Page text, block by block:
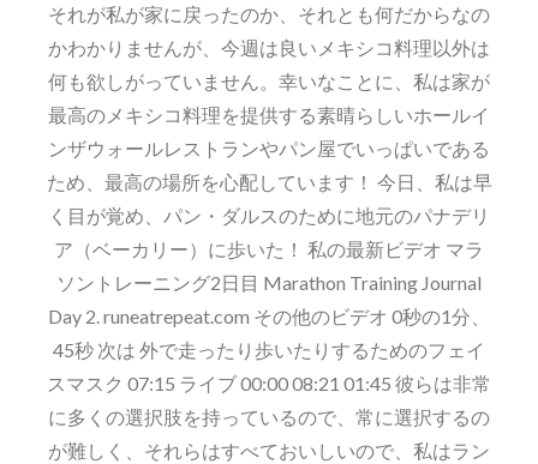
それが私が家に戻ったのか、それとも何だからなの
かわかりませんが、今週は良いメキシコ料理以外は
何も欲しがっていません。幸いなことに、私は家が
最高のメキシコ料理を提供する素晴らしいホールイ
ンザウォールレストランやパン屋でいっぱいである
ため、最高の場所を心配しています！ 今日、私は早
く目が覚め、パン・ダルスのために地元のパナデリ
ア（ベーカリー）に歩いた！ 私の最新ビデオ マラ
ソントレーニング2日目 Marathon Training Journal
Day 2. runeatrepeat.com その他のビデオ 0秒の1分、
45秒 次は 外で走ったり歩いたりするためのフェイ
スマスク 07:15 ライブ 00:00 08:21 01:45 彼らは非常
に多くの選択肢を持っているので、常に選択するの
が難しく、それらはすべておいしいので、私はラン